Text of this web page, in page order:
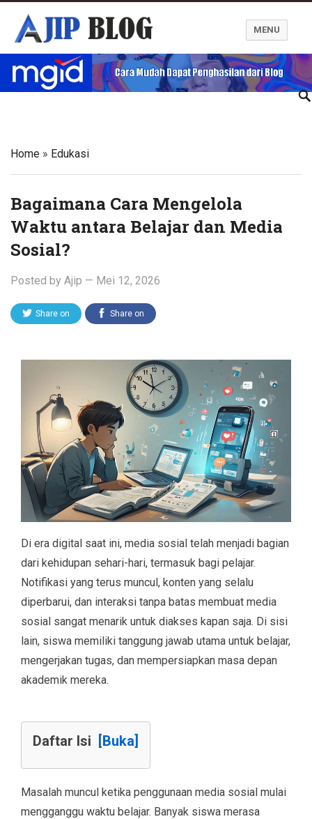
Ajip Blog
MENU
Home » Edukasi
Bagaimana Cara Mengelola
Waktu antara Belajar dan Media
Sosial?
Posted by Ajip — Mei 12, 2026
Share on Share on
Di era digital saat ini, media sosial telah menjadi bagian
dari kehidupan sehari-hari, termasuk bagi pelajar.
Notifikasi yang terus muncul, konten yang selalu
diperbarui, dan interaksi tanpa batas membuat media
sosial sangat menarik untuk diakses kapan saja. Di sisi
lain, siswa memiliki tanggung jawab utama untuk belajar,
mengerjakan tugas, dan mempersiapkan masa depan
akademik mereka.
Daftar Isi [Buka]
Masalah muncul ketika penggunaan media sosial mulai
mengganggu waktu belajar. Banyak siswa merasa